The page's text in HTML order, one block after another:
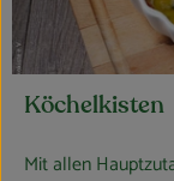
Köchelkisten
Mit allen